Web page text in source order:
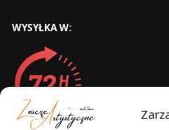
WYSYŁKA W: